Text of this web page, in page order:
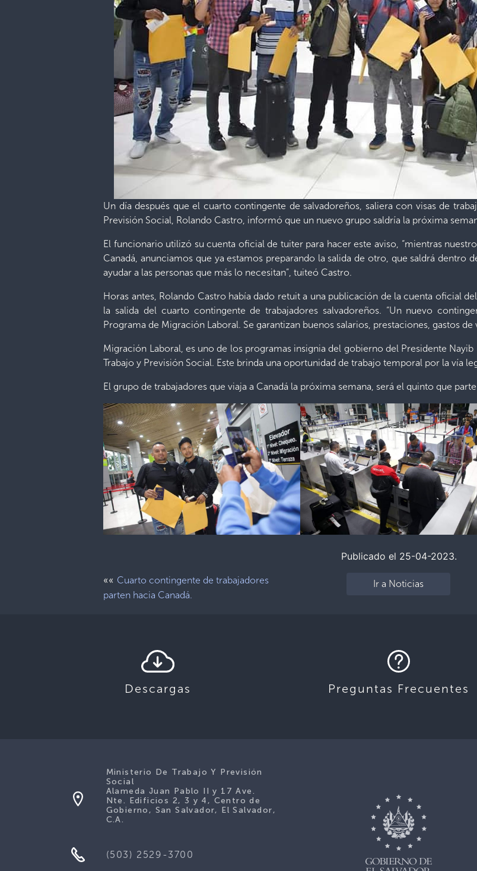
Un día después que el cuarto contingente de salvadoreños, saliera con visas de
Previsión Social, Rolando Castro, informó que un nuevo grupo saldría la próxima
El funcionario utilizó su cuenta oficial de tuiter para hacer este aviso, “mientras
Canadá, anunciamos que ya estamos preparando la salida de otro, que saldrá dentro
ayudar a las personas que más lo necesitan”, tuiteó Castro.
Horas antes, Rolando Castro había dado retuit a una publicación de la cuenta oficial
la salida del cuarto contingente de trabajadores salvadoreños. “Un nuevo
Programa de Migración Laboral. Se garantizan buenos salarios, prestaciones, gastos
Migración Laboral, es uno de los programas insignia del gobierno del Presidente
Trabajo y Previsión Social. Este brinda una oportunidad de trabajo temporal por la vía
El grupo de trabajadores que viaja a Canadá la próxima semana, será el quinto que
Publicado el 25-04-2023.
«« Cuarto contingente de trabajadores
parten hacia Canadá.
Ir a Noticias
Descargas Preguntas Frecuentes
Ministerio De Trabajo Y Previsión
Social
Alameda Juan Pablo II y 17 Ave.
Nte. Edificios 2, 3 y 4, Centro de
Gobierno, San Salvador, El Salvador,
C.A.
(503) 2529-3700